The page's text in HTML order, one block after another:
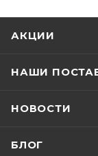
АКЦИИ
НАШИ
НОВОСТИ
БЛОГ